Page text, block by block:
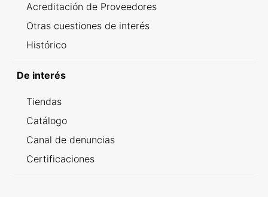
Acreditación de Proveedores
Otras cuestiones de interés
Histórico
De interés
Tiendas
Catálogo
Canal de denuncias
Certificaciones